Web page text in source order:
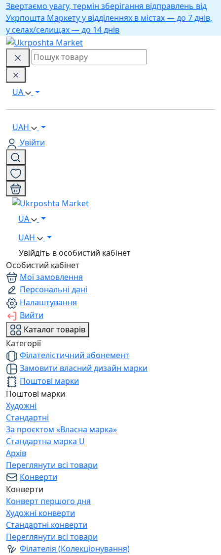
Звертаємо увагу, термін зберігання відправлень від
Укрпошта Маркету у відділеннях в містах — до 7 днів,
у селах/селищах — до 14 днів
UA
UAH
Увійти
UA
UAH
Увійдіть в особистий кабінет
Особистий кабінет
Мої замовлення
Персональні дані
Налаштування
Вийти
Каталог товарів
Категорії
Філателістичний абонемент
Замовити власний дизайн марки
Поштові марки
Поштові марки
Художні
Стандартні
За проєктом «Власна марка»
Стандартна марка U
Архів
Переглянути всі товари
Конверти
Конверти
Конверт першого дня
Художні конверти
Стандартні конверти
Переглянути всі товари
Філателія (Колекціонування)